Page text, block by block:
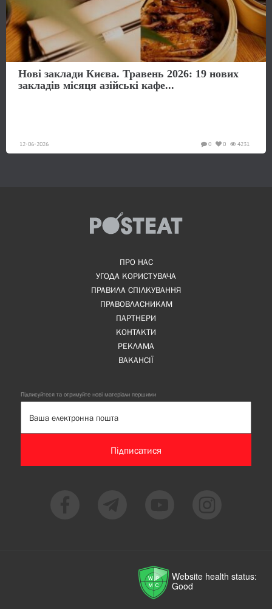
Нові заклади Києва. Травень 2026: 19 нових
закладів місяця азійські кафе...
12-06-2026 4231
0
0
ПРО НАС
УГОДА КОРИСТУВАЧА
ПРАВИЛА СПІЛКУВАННЯ
ПРАВОВЛАСНИКАМ
ПАРТНЕРИ
КОНТАКТИ
РЕКЛАМА
ВАКАНСІЇ
Підписуйтеся та отримуйте нові матеріали першими
Підписатися
Website health status:
Good